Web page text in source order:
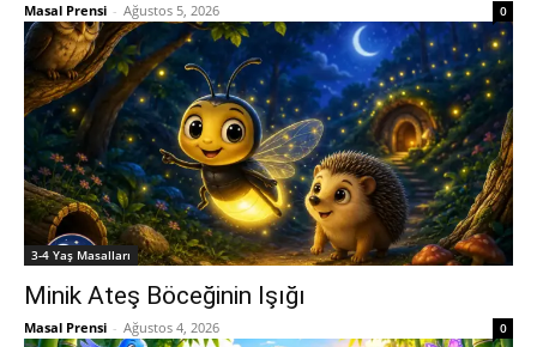
Masal Prensi - Ağustos 5, 2026 0
3-4 Yaş Masalları
Minik Ateş Böceğinin Işığı
Masal Prensi - Ağustos 4, 2026 0